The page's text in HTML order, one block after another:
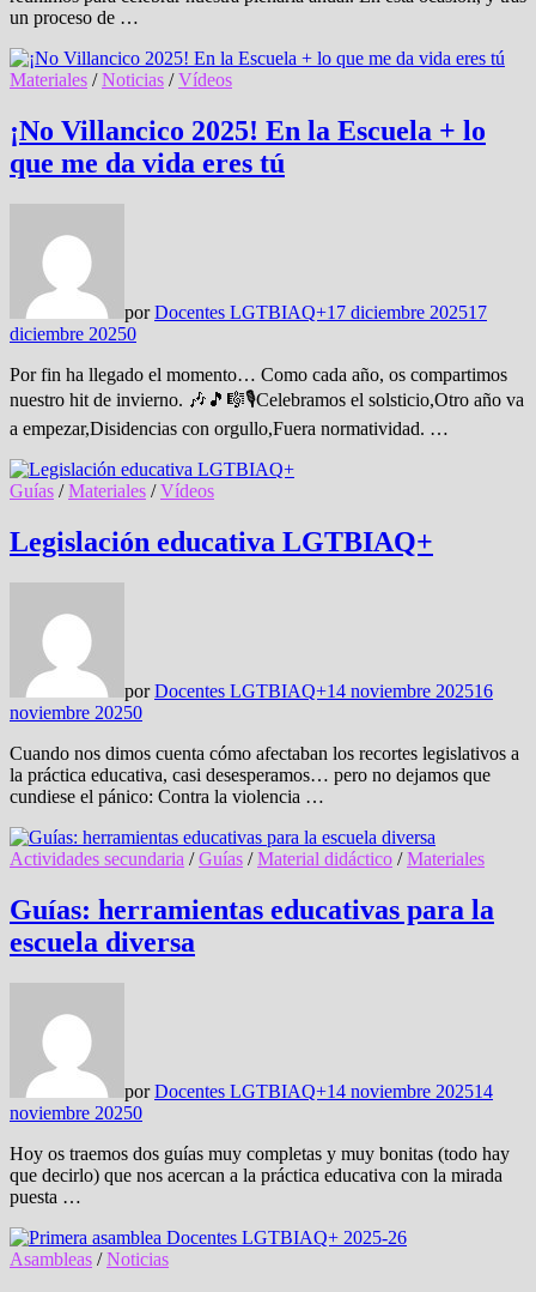
un proceso de …
Materiales /Noticias /Vídeos
¡No Villancico 2025! En la Escuela + lo
que me da vida eres tú
porDocentes LGTBIAQ+17 diciembre 202517
diciembre 20250
Por fin ha llegado el momento… Como cada año, os compartimos
nuestro hit de invierno. 🎶🎵🎼🎙Celebramos el solsticio,Otro año va
a empezar,Disidencias con orgullo,Fuera normatividad. …
Guías /Materiales /Vídeos
Legislación educativa LGTBIAQ+
porDocentes LGTBIAQ+14 noviembre 202516
noviembre 20250
Cuando nos dimos cuenta cómo afectaban los recortes legislativos a
la práctica educativa, casi desesperamos… pero no dejamos que
cundiese el pánico: Contra la violencia …
Actividades secundaria /Guías /Material didáctico /Materiales
Guías: herramientas educativas para la
escuela diversa
porDocentes LGTBIAQ+14 noviembre 202514
noviembre 20250
Hoy os traemos dos guías muy completas y muy bonitas (todo hay
que decirlo) que nos acercan a la práctica educativa con la mirada
puesta …
Asambleas /Noticias